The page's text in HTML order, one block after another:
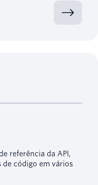
referência da API,
de código em vários